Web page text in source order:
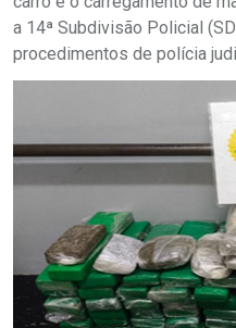
a 14ª Subdivisão Policial
procedimentos de polícia